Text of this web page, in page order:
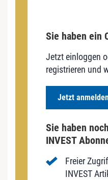
Sie haben ein
Jetzt einloggen
registrieren und
Jetzt
Sie haben
INVEST
Freier
INVEST